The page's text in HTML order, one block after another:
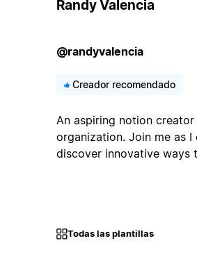
Randy Valencia
@randyvalencia
Creador recomendado
An aspiring notion
organization. Join me as
discover innovative ways
Todas las plantillas